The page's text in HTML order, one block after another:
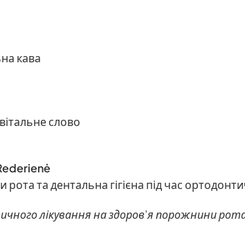
кава
слово
та дентальна гігієна під час
лікування на здоров’я порожнини